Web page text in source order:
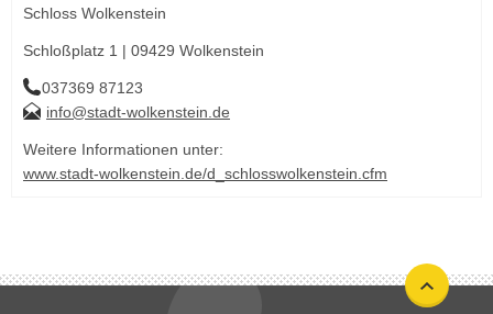
Schloss Wolkenstein
Schloßplatz 1 | 09429 Wolkenstein
037369 87123
info@stadt-wolkenstein.de
Weitere Informationen unter:
www.stadt-wolkenstein.de/d_schlosswolkenstein.cfm